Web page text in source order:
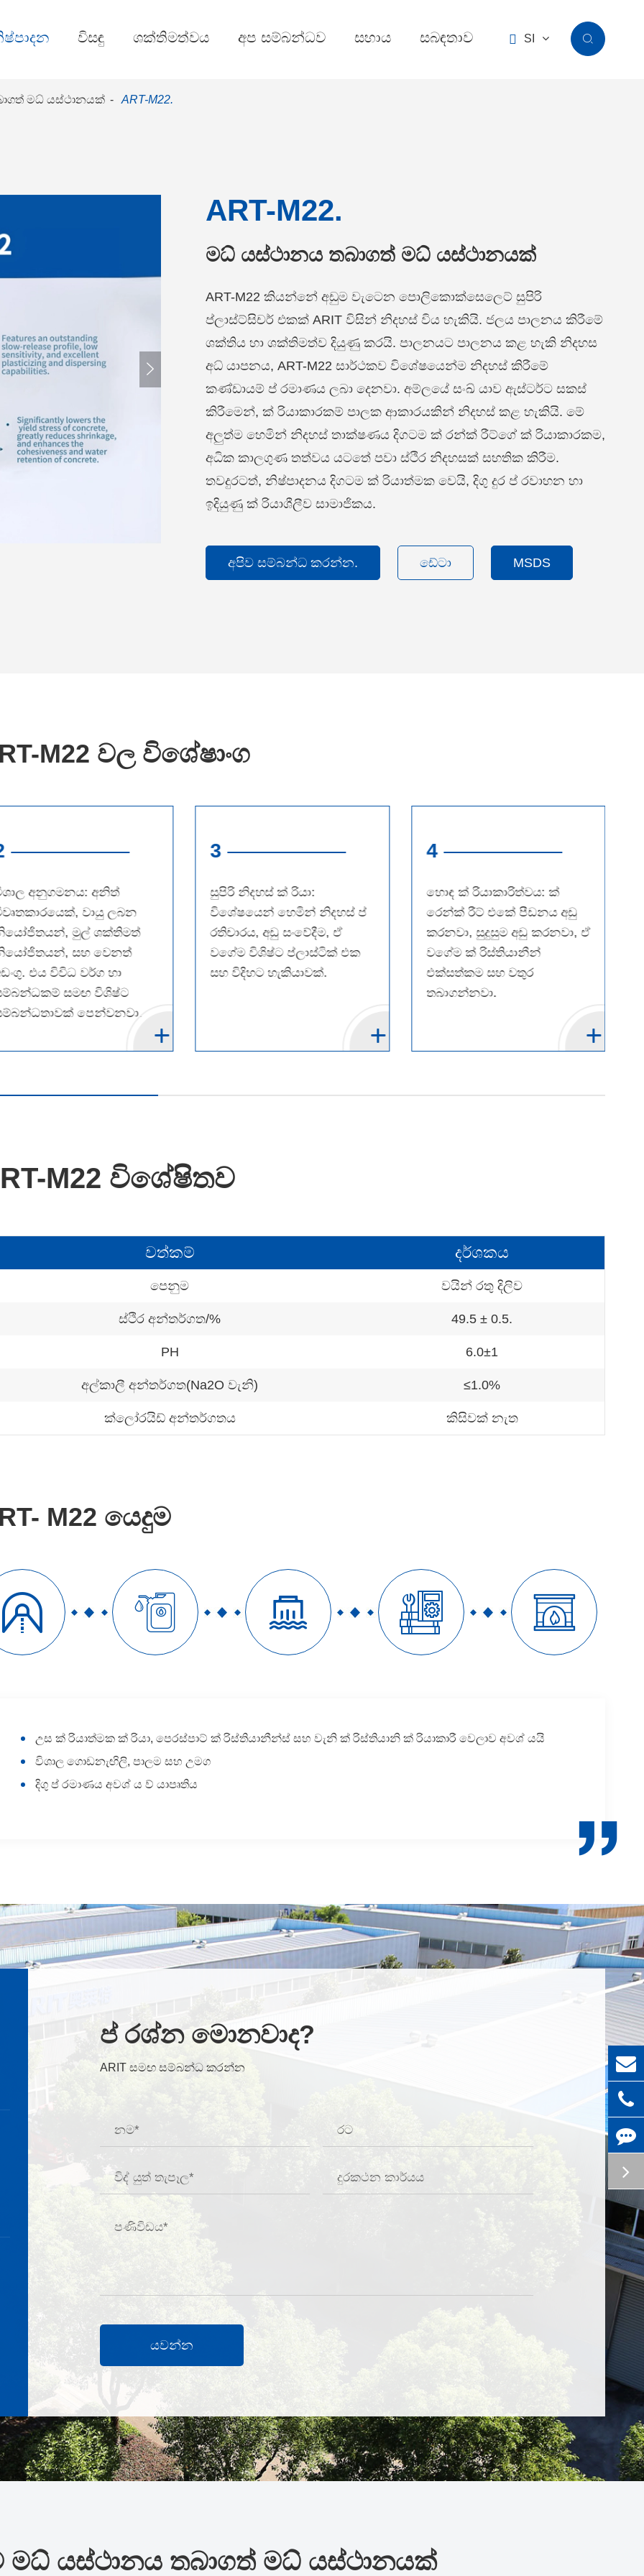
විසඳු ශක්තිමත්වය අප සම්බන්ධව සහාය සබඳතාව  SI 
මධ් යස්ථානයක් ART-M22.

ART-M22.
මධ් යස්ථානය තබාගත් මධ් යස්ථානයක්
ART-M22 කියන්නේ අඩුම වැටෙන පොලිකොක්සෙලෙට් සුපිරි
ප්ලාස්ට්සිචර් එකක් ARIT විසින් නිදහස් විය හැකියි. ජලය පාලනය කිරීමේ
ශක්තිය හා ශක්තිමත්ව දියුණු කරයි. පාලනයට පාලනය කළ හැකි නිදහස
අධ් යාපනය, ART-M22 සාර්ථකව විශේෂයෙන්ම නිදහස් කිරීමේ
කණ්ඩායම් ප් රමාණය ලබා දෙනවා. අම්ලයේ සංඛ් යාව ඇස්ටර්ට සකස්
කිරීමෙන්, ක් රියාකාරකම් පාලක ආකාරයකින් නිදහස් කළ හැකියි. මේ
අලුත්ම හෙමින් නිදහස් තාක්ෂණය දිගටම ක් රන්ක් රීට්ගේ ක් රියාකාරකම,
අධික කාලගුණ තත්වය යටතේ පවා ස්ථිර නිදහසක් සහතික කිරීම.
තවදුරටත්, නිෂ්පාදනය දිගටම ක් රියාත්මක වෙයි, දිගු දුර ප් රවාහන හා
ඉදියුණු ක් රියාශීලීව සාමාජිකය.
අපිව සම්බන්ධ කරන්න. ඩේටා MSDS
M22 වල විශේෂාංග
අනුගමනය: අනිත්
වායු ලබන
මුල් ශක්තිමත්
සහ වෙනත්
එය විවිධ වර්ග හා
සමඟ විශිෂ්ට
පෙන්වනවා.
3
සුපිරි නිදහස් ක් රියා:
විශේෂයෙන් හෙමින් නිදහස් ප්
රතිචාරය, අඩු සංවේදීම, ඒ
වගේම විශිෂ්ට ප්ලාස්ටික් එක
සහ විදිහට හැකියාවක්.
4
හොඳ ක් රියාකාරිත්වය: ක්
රෙන්ක් රීට් එකේ පීඩනය අඩු
කරනවා, සුදුසුම අඩු කරනවා, ඒ
වගේම ක් රිස්තියානීන්
එක්සත්කම සහ වතුර
තබාගන්නවා.
M22 විශේෂිතව
වත්කම් දර්ශකය
පෙනුම වයින් රතු දිලිව
ස්ථිර අන්තර්ගත/% 49.5 ± 0.5.
PH 6.0±1
අල්කාලී අන්තර්ගත(Na2O වැනි) ≤1.0%
ක්ලෝරයිඩ් අන්තර්ගතය කිසිවක් නැත
M22 යෙදුම
    
උස ක් රියාත්මක ක් රියා, පෙරස්පාට් ක් රිස්තියානීන්ස් සහ වැනි ක් රිස්තියානි ක් රියාකාරී වෙලාව අවශ් යයි
විශාල ගොඩනැඟිලි, පාලම සහ උමග
දිගු ප් රමාණය අවශ් ය ව් යාපෘතිය

ප් රශ්න මොනවාද?
ARIT සමඟ සම්බන්ධ කරන්න
යවන්න
යස්ථානය තබාගත් මධ් යස්ථානයක්